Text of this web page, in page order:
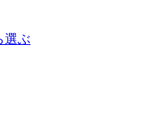
選ぶ